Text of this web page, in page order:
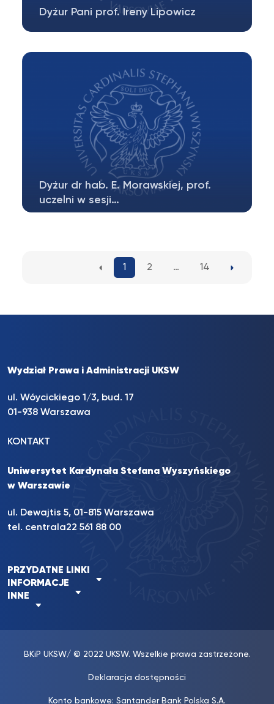
Dyżur Pani prof. Ireny Lipowicz
trakcie sesji odbywa się 30 czerwca…
Dyżur dr hab. E. Morawskiej, prof.
uczelni w sesji…
1 2 … 14
Wydział Prawa i Administracji UKSW
ul. Wóycickiego 1/3, bud. 17
01-938 Warszawa
KONTAKT
Uniwersytet Kardynała Stefana Wyszyńskiego
w Warszawie
ul. Dewajtis 5, 01-815 Warszawa
tel. centrala22 561 88 00
PRZYDATNE LINKI
INFORMACJE
INNE
BKiP UKSW/ © 2022 UKSW. Wszelkie prawa zastrzeżone.
Deklaracja dostępności
Konto bankowe: Santander Bank Polska S.A.